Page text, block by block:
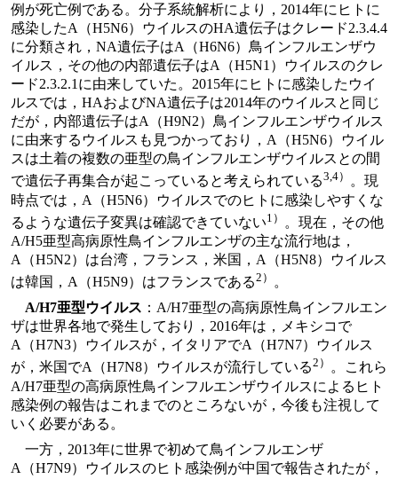
例が死亡例である。分子系統解析により，2014年にヒトに
感染したA（H5N6）ウイルスのHA遺伝子はクレード2.3.4.4
に分類され，NA遺伝子はA（H6N6）鳥インフルエンザウ
イルス，その他の内部遺伝子はA（H5N1）ウイルスのクレ
ード2.3.2.1に由来していた。2015年にヒトに感染したウイ
ルスでは，HAおよびNA遺伝子は2014年のウイルスと同じ
だが，内部遺伝子はA（H9N2）鳥インフルエンザウイルス
に由来するウイルスも見つかっており，A（H5N6）ウイル
スは土着の複数の亜型の鳥インフルエンザウイルスとの間
で遺伝子再集合が起こっていると考えられている3,4） 。現
時点では，A（H5N6）ウイルスでのヒトに感染しやすくな
るような遺伝子変異は確認できていない1）
。現在，その他
A/H5亜型高病原性鳥インフルエンザの主な流行地は，
A（H5N2）は台湾，フランス，米国，A（H5N8）ウイルス
は韓国，A（H5N9）はフランスである2）
。
A/H7亜型ウイルス ：A/H7亜型の高病原性鳥インフルエン
ザは世界各地で発生しており，2016年は，メキシコで
A（H7N3）ウイルスが，イタリアでA（H7N7）ウイルス
が，米国でA（H7N8）ウイルスが流行している2） 。これら
A/H7亜型の高病原性鳥インフルエンザウイルスによるヒト
感染例の報告はこれまでのところないが，今後も注視して
いく必要がある。
一方，2013年に世界で初めて鳥インフルエンザ
A（H7N9）ウイルスのヒト感染例が中国で報告されたが，